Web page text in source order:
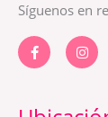
Síguenos en
F
a
c
o
I
n
s
g